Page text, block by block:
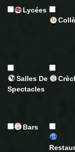
Lycées
Salles De
Spectacles
Bars